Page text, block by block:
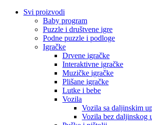
Svi proizvodi
Baby program
Puzzle i društvene igre
Podne puzzle i podloge
Igračke
Drvene igračke
Interaktivne igračke
Muzičke igračke
Plišane igračke
Lutke i bebe
Vozila
Vozila sa daljinskim
Vozila bez daljinskog